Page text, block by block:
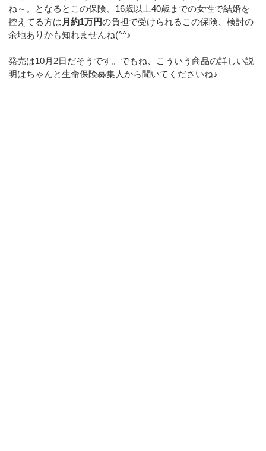
ね～。となるとこの保険、16歳以上40歳までの女性で結婚を
控えてる方は 月約1万円の負担で受けられるこの保険、検討の
余地ありかも知れませんね(^^♪
発売は10月2日だそうです。でもね、こういう商品の詳しい説
明はちゃんと生命保険募集人から聞いてくださいね♪